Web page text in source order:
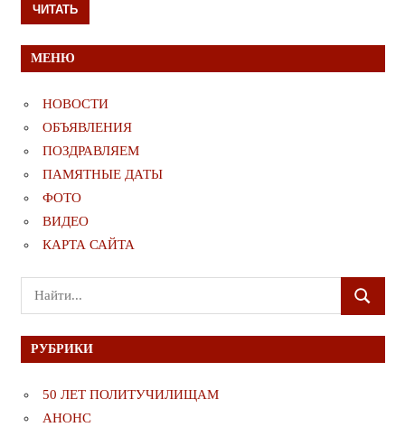
ЧИТАТЬ
МЕНЮ
НОВОСТИ
ОБЪЯВЛЕНИЯ
ПОЗДРАВЛЯЕМ
ПАМЯТНЫЕ ДАТЫ
ФОТО
ВИДЕО
КАРТА САЙТА
Поиск
для:
ПОИСК
РУБРИКИ
50 ЛЕТ ПОЛИТУЧИЛИЩАМ
АНОНС